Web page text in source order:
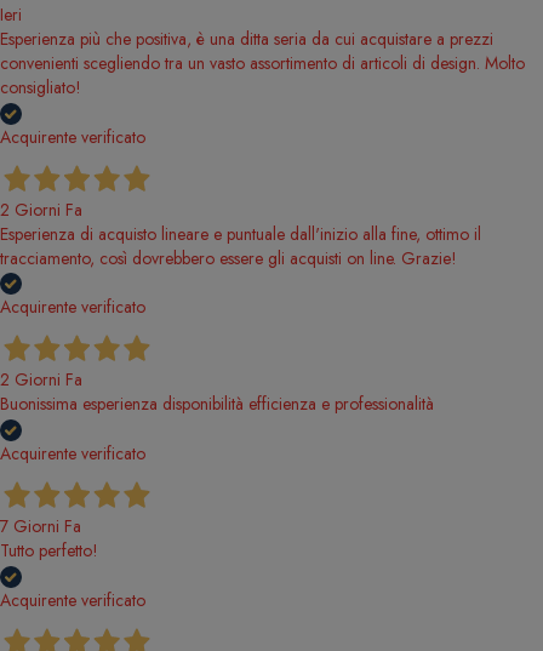
Ieri
Esperienza più che positiva, è una ditta seria da cui acquistare a prezzi
convenienti scegliendo tra un vasto assortimento di articoli di design. Molto
consigliato!
Acquirente verificato
2 Giorni Fa
Esperienza di acquisto lineare e puntuale dall'inizio alla fine, ottimo il
tracciamento, così dovrebbero essere gli acquisti on line. Grazie!
Acquirente verificato
2 Giorni Fa
Buonissima esperienza disponibilità efficienza e professionalità
Acquirente verificato
7 Giorni Fa
Tutto perfetto!
Acquirente verificato